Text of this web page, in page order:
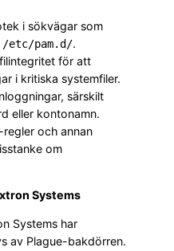
i sökvägar som
/etc/pam.d/.
för att
i kritiska systemfiler.
särskilt
eller kontonamn.
regler och annan
om
Systems
Systems har
av Plague-bakdörren.